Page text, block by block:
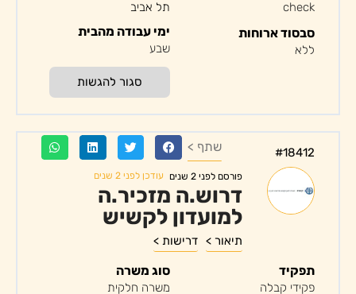
check
סבסוד ארוחות
ללא
תל אביב
ימי עבודה מהבית
שבע
סגור להגשות
#18412 שתף >
פורסם לפני 2 שנים עודכן לפני 2 שנים
דרוש.ה מזכיר.ה
למועדון לקשיש
תיאור > דרישות >
תפקיד
פקידי קבלה
סוג משרה
משרה חלקית